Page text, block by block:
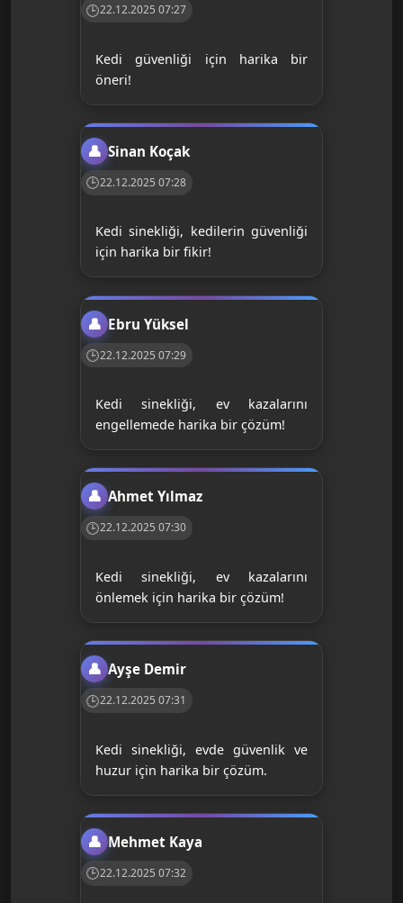
22.12.2025 07:27
Kedi güvenliği için harika bir
öneri!
Sinan Koçak
22.12.2025 07:28
Kedi sinekliği, kedilerin güvenliği
için harika bir fikir!
Ebru Yüksel
22.12.2025 07:29
Kedi sinekliği, ev kazalarını
engellemede harika bir çözüm!
Ahmet Yılmaz
22.12.2025 07:30
Kedi sinekliği, ev kazalarını
önlemek için harika bir çözüm!
Ayşe Demir
22.12.2025 07:31
Kedi sinekliği, evde güvenlik ve
huzur için harika bir çözüm.
Mehmet Kaya
22.12.2025 07:32